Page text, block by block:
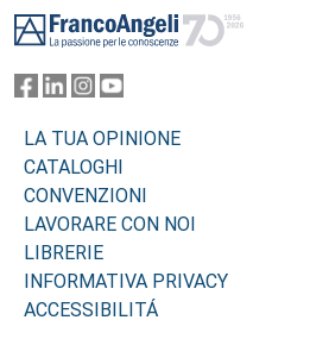
LA TUA OPINIONE
CATALOGHI
CONVENZIONI
LAVORARE CON NOI
LIBRERIE
INFORMATIVA PRIVACY
ACCESSIBILITÁ